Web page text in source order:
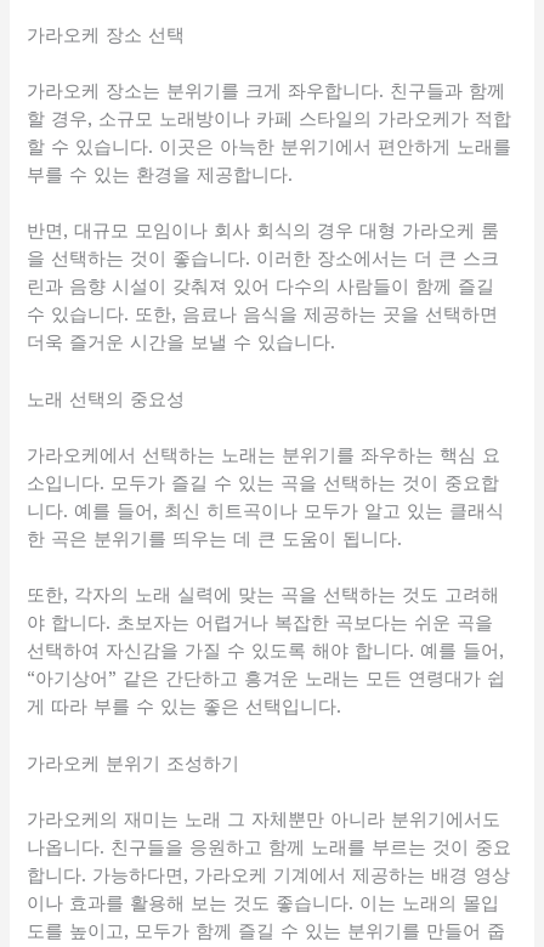
가라오케 장소 선택
가라오케 장소는 분위기를 크게 좌우합니다. 친구들과 함께
할 경우, 소규모 노래방이나 카페 스타일의 가라오케가 적합
할 수 있습니다. 이곳은 아늑한 분위기에서 편안하게 노래를
부를 수 있는 환경을 제공합니다.
반면, 대규모 모임이나 회사 회식의 경우 대형 가라오케 룸
을 선택하는 것이 좋습니다. 이러한 장소에서는 더 큰 스크
린과 음향 시설이 갖춰져 있어 다수의 사람들이 함께 즐길
수 있습니다. 또한, 음료나 음식을 제공하는 곳을 선택하면
더욱 즐거운 시간을 보낼 수 있습니다.
노래 선택의 중요성
가라오케에서 선택하는 노래는 분위기를 좌우하는 핵심 요
소입니다. 모두가 즐길 수 있는 곡을 선택하는 것이 중요합
니다. 예를 들어, 최신 히트곡이나 모두가 알고 있는 클래식
한 곡은 분위기를 띄우는 데 큰 도움이 됩니다.
또한, 각자의 노래 실력에 맞는 곡을 선택하는 것도 고려해
야 합니다. 초보자는 어렵거나 복잡한 곡보다는 쉬운 곡을
선택하여 자신감을 가질 수 있도록 해야 합니다. 예를 들어,
“아기상어” 같은 간단하고 흥겨운 노래는 모든 연령대가 쉽
게 따라 부를 수 있는 좋은 선택입니다.
가라오케 분위기 조성하기
가라오케의 재미는 노래 그 자체뿐만 아니라 분위기에서도
나옵니다. 친구들을 응원하고 함께 노래를 부르는 것이 중요
합니다. 가능하다면, 가라오케 기계에서 제공하는 배경 영상
이나 효과를 활용해 보는 것도 좋습니다. 이는 노래의 몰입
도를 높이고, 모두가 함께 즐길 수 있는 분위기를 만들어 줍